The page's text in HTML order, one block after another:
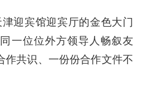
迎宾馆迎宾厅的金色大门
一位位外方领导人畅叙友
作共识、一份份合作文件不